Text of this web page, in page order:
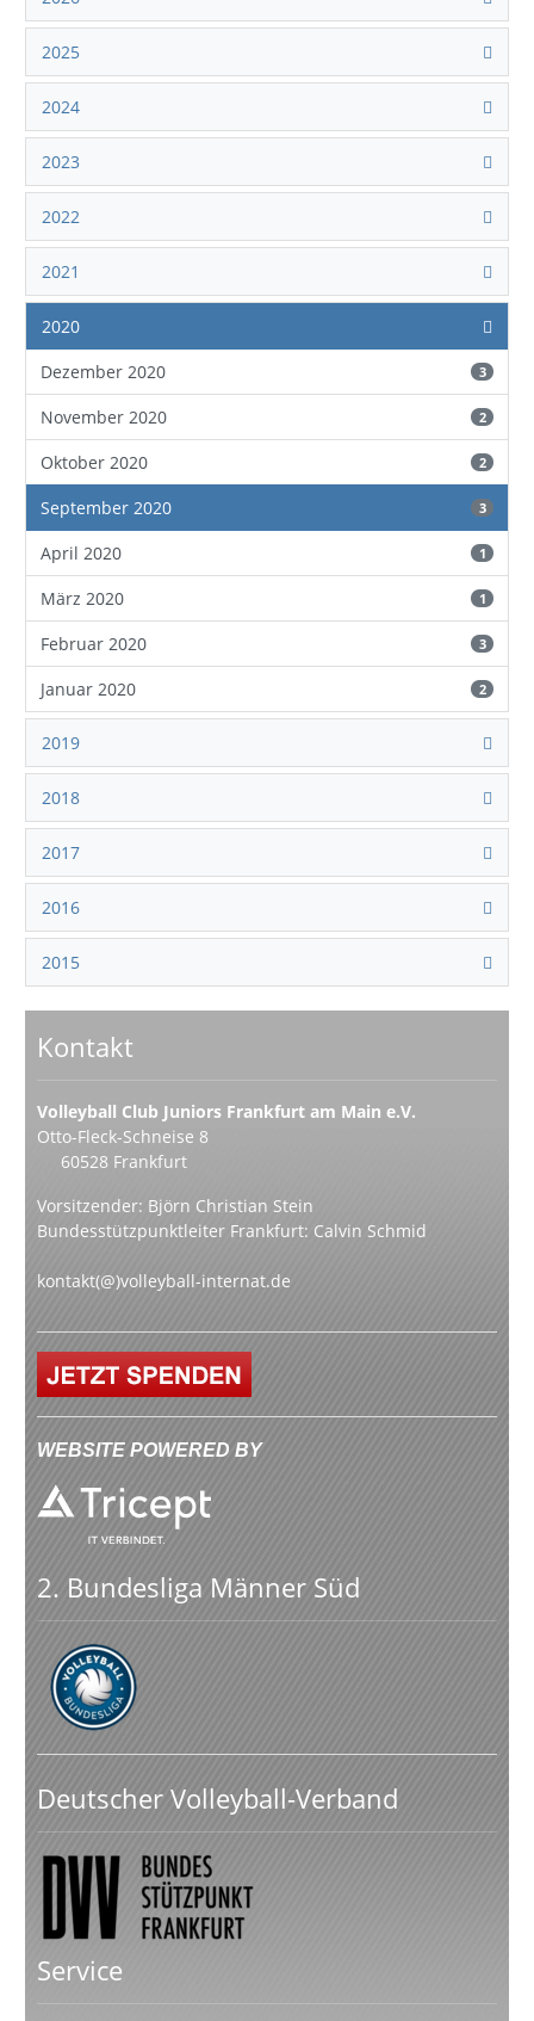
2025
2024
2023
2022
2021
2020
Dezember 2020
3
November 2020 2
Oktober 2020 2
September 2020 3
April 2020 1
März 2020 1
Februar 2020 3
Januar 2020 2
2019
2018
2017
2016
2015
Kontakt
Volleyball Club Juniors Frankfurt am Main e.V.
Otto-Fleck-Schneise 8
60528 Frankfurt
Vorsitzender: Björn Christian Stein
Bundesstützpunktleiter Frankfurt: Calvin Schmid
kontakt(@)volleyball-internat.de
WEBSITE POWERED BY
2. Bundesliga Männer Süd
Deutscher Volleyball-Verband
Service